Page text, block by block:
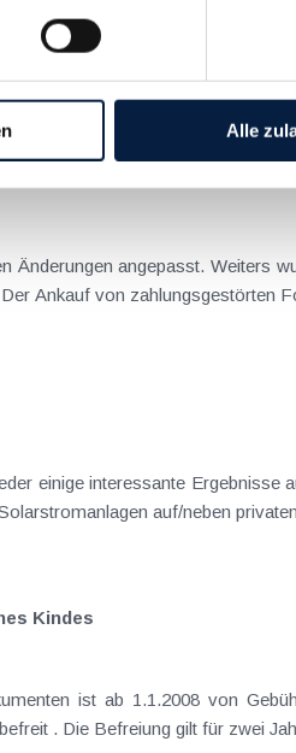
Alle
steuerliche
darüber hinausgehend
angepasst. Weiters
(Rz 8) : Der Ankauf von
einige interessante Ergebnisse
und den Finanzämtern: Behandlung von Solarstromanlagen auf/neben
Kindes
Verwaltungsabgaben des Bundes (nicht unbedingt von